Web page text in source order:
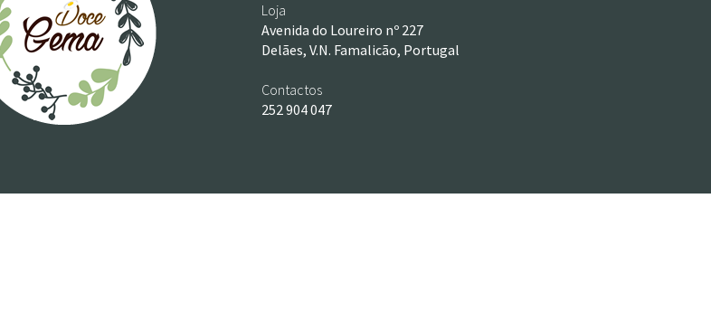
Loja
Avenida do Loureiro nº 227
Delães, V.N. Famalicão, Portugal
Contactos
252 904 047